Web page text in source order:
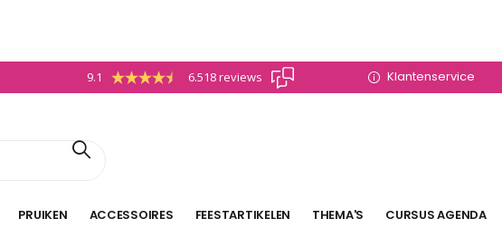
9.1 6.518 reviews Klantenservice
PRUIKEN ACCESSOIRES FEESTARTIKELEN THEMA'S CURSUS AGENDA